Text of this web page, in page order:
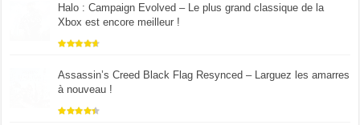
Halo : Campaign Evolved – Le plus grand classique de la
Xbox est encore meilleur !
Assassin’s Creed Black Flag Resynced – Larguez les amarres
à nouveau !